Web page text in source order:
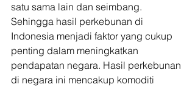
satu sama lain dan seimbang.
Sehingga hasil perkebunan di
Indonesia menjadi faktor yang cukup
penting dalam meningkatkan
pendapatan negara. Hasil perkebunan
di negara ini mencakup komoditi